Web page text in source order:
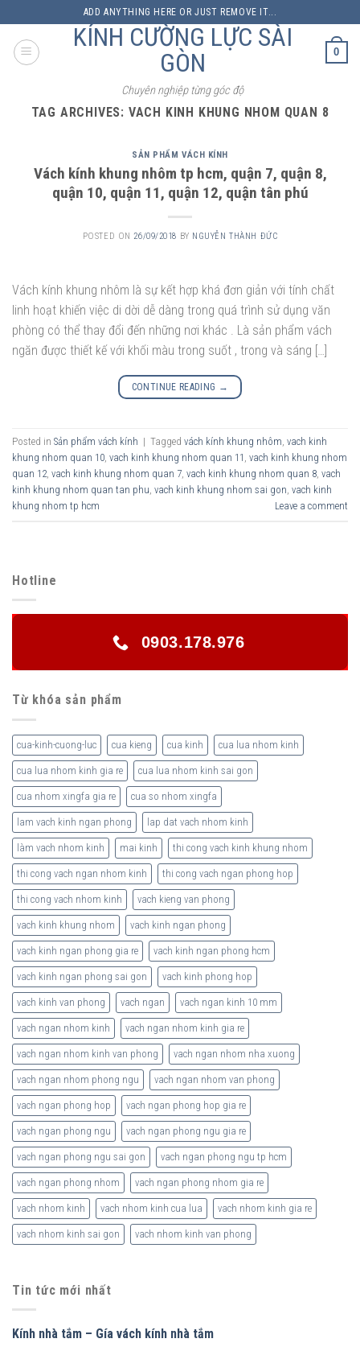
to
content
ADD ANYTHING HERE OR JUST REMOVE IT...
KÍNH CƯỜNG LỰC SÀI
GÒN
Chuyên nghiệp từng góc độ
0
TAG ARCHIVES: VACH KINH KHUNG NHOM QUAN 8
SẢN PHẨM VÁCH KÍNH
Vách kính khung nhôm tp hcm, quận 7, quận 8,
quận 10, quận 11, quận 12, quận tân phú
POSTED ON 26/09/2018 BY NGUYỄN THÀNH ĐỨC
Vách kính khung nhôm là sự kết hợp khá đơn giản với tính chất
linh hoạt khiến việc di dời dễ dàng trong quá trình sử dụng văn
phòng có thể thay đổi đến những nơi khác . Là sản phẩm vách
ngăn được thiết kế với khối màu trong suốt , trong và sáng […]
CONTINUE READING →
Posted in Sản phẩm vách kính | Tagged vách kính khung nhôm vach kinh
khung nhom quan 10 vach kinh khung nhom quan 11 vach kinh khung nhom
quan 12 vach kinh khung nhom quan 7 vach kinh khung nhom quan 8 vach
kinh khung nhom quan tan phu vach kinh khung nhom sai gon vach kinh
khung nhom tp hcm
Leave a comment
Hotline
0903.178.976
Từ khóa sản phẩm
cua-kinh-cuong-luc cua kieng cua kinh cua lua nhom kinh
cua lua nhom kinh gia re cua lua nhom kinh sai gon
cua nhom xingfa gia re cua so nhom xingfa
lam vach kinh ngan phong lap dat vach nhom kinh
làm vach nhom kinh mai kinh thi cong vach kinh khung nhom
thi cong vach ngan nhom kinh thi cong vach ngan phong hop
thi cong vach nhom kinh vach kieng van phong
vach kinh khung nhom vach kinh ngan phong
vach kinh ngan phong gia re vach kinh ngan phong hcm
vach kinh ngan phong sai gon vach kinh phong hop
vach kinh van phong vach ngan vach ngan kinh 10 mm
vach ngan nhom kinh vach ngan nhom kinh gia re
vach ngan nhom kinh van phong vach ngan nhom nha xuong
vach ngan nhom phong ngu vach ngan nhom van phong
vach ngan phong hop vach ngan phong hop gia re
vach ngan phong ngu vach ngan phong ngu gia re
vach ngan phong ngu sai gon vach ngan phong ngu tp hcm
vach ngan phong nhom vach ngan phong nhom gia re
vach nhom kinh vach nhom kinh cua lua vach nhom kinh gia re
vach nhom kinh sai gon vach nhom kinh van phong
Tin tức mới nhất
Kính nhà tắm – Gía vách kính nhà tắm